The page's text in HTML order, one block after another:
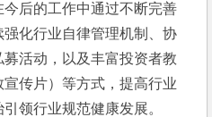
后的工作中通过不断完善
化行业自律管理机制、协
活动，以及丰富投资者教
传片）等方式，提高行业
领行业规范健康发展。